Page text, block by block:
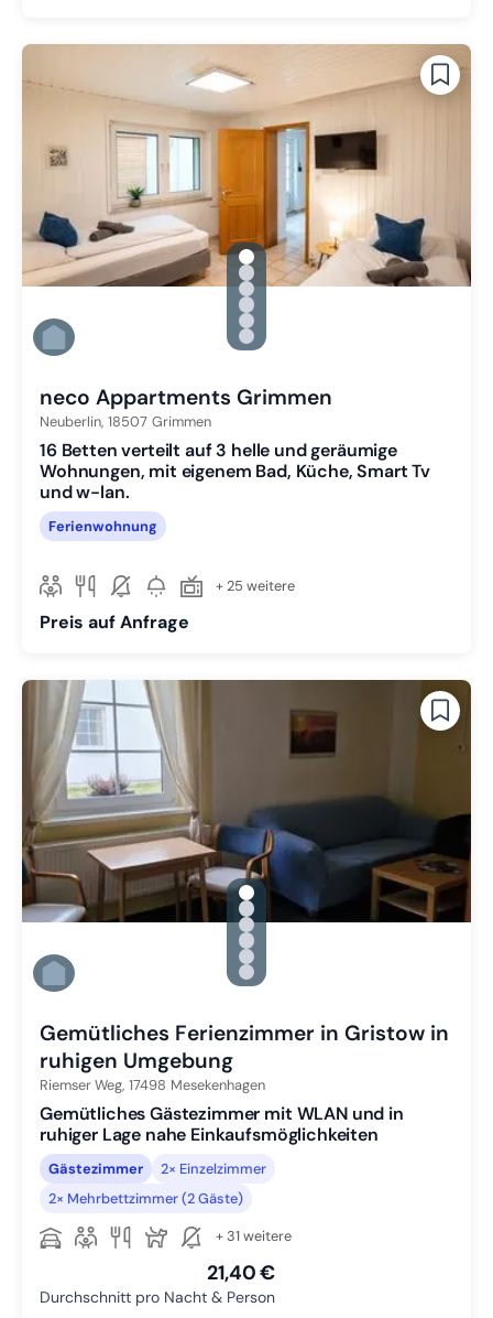
gallery.slide_selector
Zu Slide 1 wechseln
Zu Slide 2 wechseln
Zu Slide 3 wechseln
Zu Slide 4 wechseln
Zu Slide 5 wechseln
Zu Slide 6 wechseln
neco Appartments Grimmen
Neuberlin, 18507 Grimmen
16 Betten verteilt auf 3 helle und geräumige
Wohnungen, mit eigenem Bad, Küche, Smart Tv
und w-lan.
Ferienwohnung
+ 25 weitere
Preis auf Anfrage
gallery.slide_selector
Zu Slide 1 wechseln
Zu Slide 2 wechseln
Zu Slide 3 wechseln
Zu Slide 4 wechseln
Zu Slide 5 wechseln
Zu Slide 6 wechseln
Gemütliches Ferienzimmer in Gristow in
ruhigen Umgebung
Riemser Weg, 17498 Mesekenhagen
Gemütliches Gästezimmer mit WLAN und in
ruhiger Lage nahe Einkaufsmöglichkeiten
Gästezimmer
2× Einzelzimmer
2× Mehrbettzimmer (2 Gäste)
+ 31 weitere
21,40 €
Durchschnitt pro Nacht & Person